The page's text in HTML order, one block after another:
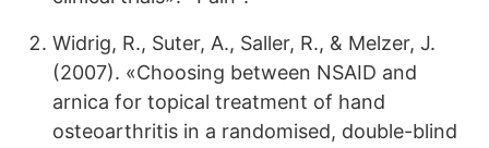
Widrig, R., Suter, A., Saller, R., & Melzer, J.
(2007). «Choosing between NSAID and
arnica for topical treatment of hand
osteoarthritis in a randomised, double-blind